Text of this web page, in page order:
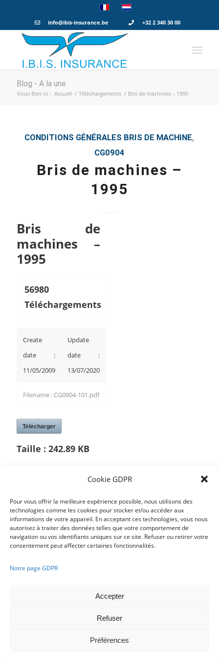
Cookie GDPR
Pour vous offrir la meilleure expérience possible, nous utilisons des
technologies comme les cookies pour stocker et/ou accéder aux
informations de votre appareil. En acceptant ces technologies, vous nous
autorisez à traiter des données telles que votre comportement de
navigation ou vos identifiants uniques sur ce site. Refuser ou retirer votre
consentement peut affecter certaines fonctionnalités.
Notre page GDPR
Accepter
Refuser
Préférences
info@ibis-insurance.be +32 2 340 30 00
Blog - A la une
Vous êtes ici : Accueil / Téléchargements / Bris de machines – 1995
CONDITIONS GÉNÉRALES BRIS DE MACHINE,
CG0904
Bris de machines –
1995
Bris de
machines –
1995
56980
Téléchargements
Create
date :
11/05/2009
Update
date :
13/07/2020
Filename : CG0904-101.pdf
Télécharger
Taille : 242.89 KB
Partager cette publication